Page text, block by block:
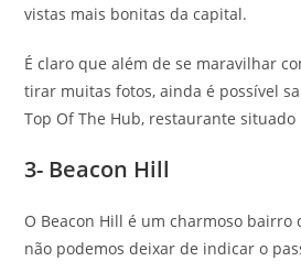
vistas mais bonitas da capital.
É claro que além de se maravilhar
tirar muitas fotos, ainda é possível
Top Of The Hub, restaurante
3- Beacon Hill
O Beacon Hill é um charmoso bairro
não podemos deixar de indicar o